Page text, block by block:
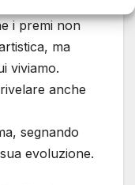
i premi non
ma
viviamo.
anche
segnando
evoluzione.